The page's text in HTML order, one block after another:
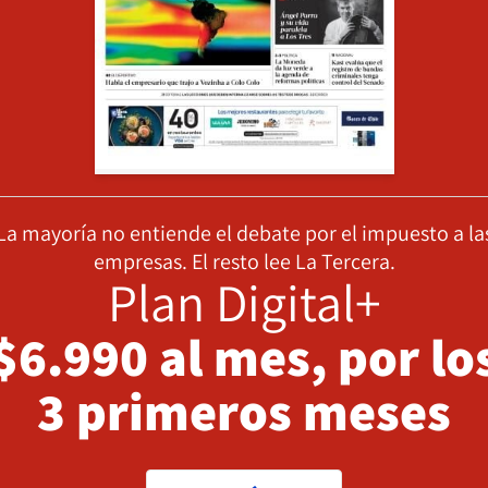
mayoría no entiende el debate por el impuesto a
empresas. El resto lee La Tercera.
Plan Digital+
al mes, por
3 primeros meses